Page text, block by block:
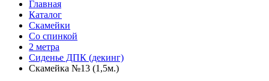
Главная
Каталог
Скамейки
Со спинкой
2 метра
Сиденье ДПК (декинг)
Скамейка №13 (1,5м.)